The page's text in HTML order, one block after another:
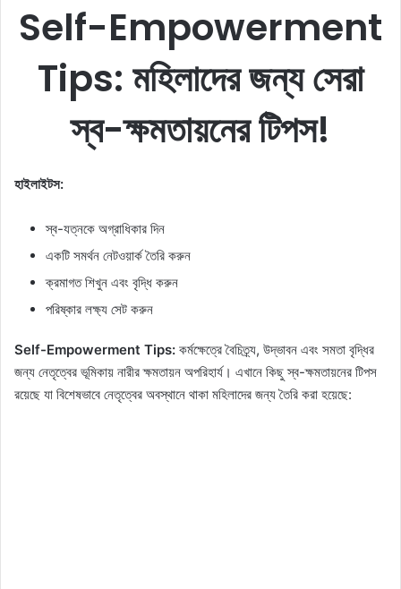
Self-Empowerment
Tips: মহিলাদের জন্য সেরা
স্ব-ক্ষমতায়নের টিপস!
হাইলাইটস:
স্ব-যত্নকে অগ্রাধিকার দিন
একটি সমর্থন নেটওয়ার্ক তৈরি করুন
ক্রমাগত শিখুন এবং বৃদ্ধি করুন
পরিষ্কার লক্ষ্য সেট করুন
Self-Empowerment Tips: কর্মক্ষেত্রে বৈচিত্র্য, উদ্ভাবন এবং সমতা বৃদ্ধির
জন্য নেতৃত্বের ভূমিকায় নারীর ক্ষমতায়ন অপরিহার্য। এখানে কিছু স্ব-ক্ষমতায়নের টিপস
রয়েছে যা বিশেষভাবে নেতৃত্বের অবস্থানে থাকা মহিলাদের জন্য তৈরি করা হয়েছে: